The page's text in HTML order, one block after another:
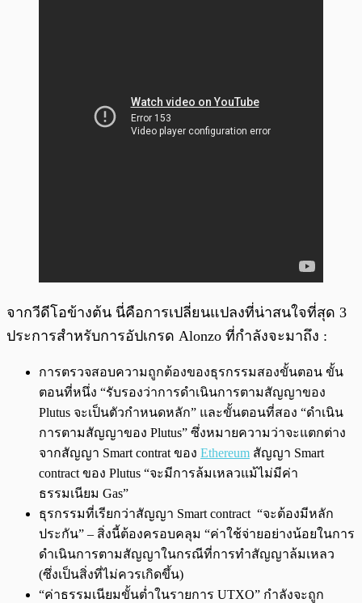
จากวีดีโอข้างต้น นี่คือการเปลี่ยนแปลงที่น่าสนใจที่สุด 3
ประการสำหรับการอัปเกรด Alonzo ที่กำลังจะมาถึง :
การตรวจสอบความถูกต้องของธุรกรรมสองขั้นตอน ขั้น
ตอนที่หนึ่ง “รับรองว่าการดำเนินการตามสัญญาของ
Plutus จะเป็นตัวกำหนดหลัก” และขั้นตอนที่สอง “ดำเนิน
การตามสัญญาของ Plutus” ซึ่งหมายความว่าจะแตกต่าง
จากสัญญา Smart contrat ของ Ethereum สัญญา Smart
contract ของ Plutus “จะมีการล้มเหลวแม้ไม่มีค่า
ธรรมเนียม Gas”
ธุรกรรมที่เรียกว่าสัญญา Smart contract “จะต้องมีหลัก
ประกัน” – สิ่งนี้ต้องครอบคลุม “ค่าใช้จ่ายอย่างน้อยในการ
ดำเนินการตามสัญญาในกรณีที่การทำสัญญาล้มเหลว
(ซึ่งเป็นสิ่งที่ไม่ควรเกิดขึ้น)
“ค่าธรรมเนียมขั้นต่ำในรายการ UTXO” กำลังจะถูก